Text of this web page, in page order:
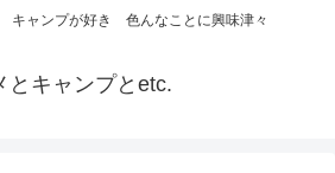
キャンプが好き 色んなことに興味津々
とキャンプとetc.